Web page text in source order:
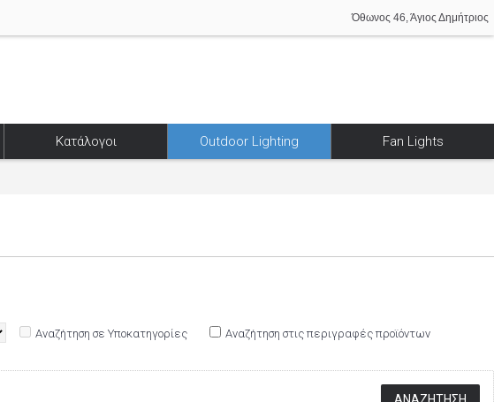
Όθωνος 46, Άγιος Δημήτριος
Κατάλογοι Outdoor Lighting Fan Lights
Αναζήτηση σε Υποκατηγορίες Αναζήτηση στις περιγραφές προϊόντων